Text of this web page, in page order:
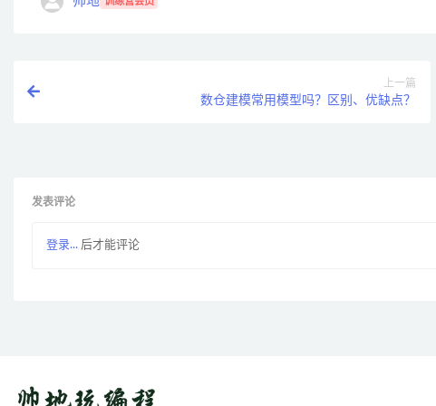
上一篇
数仓建模常用模型吗？区别、优缺点？
发表评论
登录... 后才能评论